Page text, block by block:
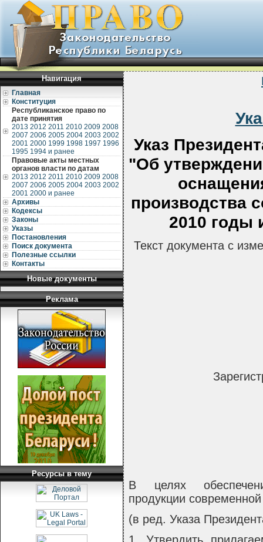
Навигация
Главная
Конституция
Республиканское право по
дате принятия
2013 2012 2011 2010 2009 2008
2007 2006 2005 2004 2003 2002
2001 2000 1999 1998 1997 1996
1995 1994 и ранее
Правовые акты местных
органов власти по датам
2013 2012 2011 2010 2009 2008
2007 2006 2005 2004 2003 2002
2001 2000 и ранее
Архивы
Кодексы
Законы
Указы
Постановления
Поиск документа
Полезные ссылки
Контакты
Новые документы
Реклама
Ресурсы в тему
Указ
"Об
производства
2010 годы
Текст документа с
В целях
продукции
(в ред. Указа